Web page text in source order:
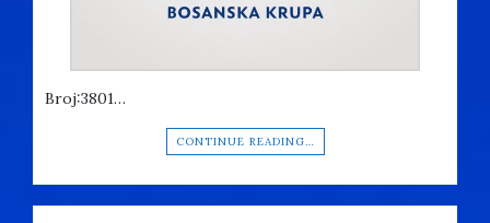
Broj:3801…
CONTINUE READING…